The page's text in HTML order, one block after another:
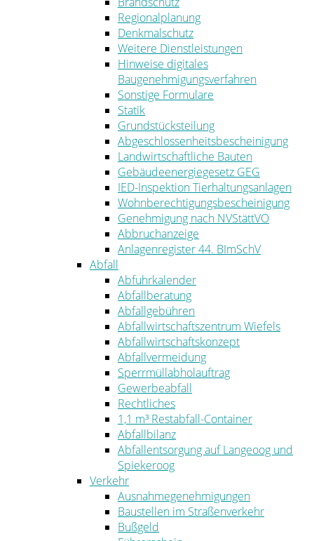
Regionalplanung
Denkmalschutz
Weitere Dienstleistungen
Hinweise digitales
Baugenehmigungsverfahren
Sonstige Formulare
Statik
Grundstücksteilung
Abgeschlossenheitsbescheinigung
Landwirtschaftliche Bauten
Gebäudeenergiegesetz GEG
IED-Inspektion Tierhaltungsanlagen
Wohnberechtigungsbescheinigung
Genehmigung nach NVStättVO
Abbruchanzeige
Anlagenregister 44. BImSchV
Abfall
Abfuhrkalender
Abfallberatung
Abfallgebühren
Abfallwirtschaftszentrum Wiefels
Abfallwirtschaftskonzept
Abfallvermeidung
Sperrmüllabholauftrag
Gewerbeabfall
Rechtliches
1,1 m³ Restabfall-Container
Abfallbilanz
Abfallentsorgung auf Langeoog und
Spiekeroog
Verkehr
Ausnahmegenehmigungen
Baustellen im Straßenverkehr
Bußgeld